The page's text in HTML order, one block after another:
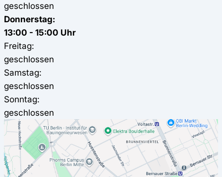
geschlossen
Donnerstag:
13:00 - 15:00 Uhr
Freitag:
geschlossen
Samstag:
geschlossen
Sonntag:
geschlossen